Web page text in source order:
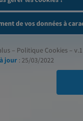
de vos données à
– Politique Cookies –
jour : 25/03/2022